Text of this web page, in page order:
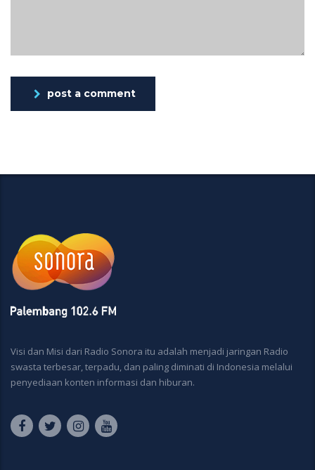
post a comment
Visi dan Misi dari Radio Sonora itu adalah menjadi jaringan Radio
swasta terbesar, terpadu, dan paling diminati di Indonesia melalui
penyediaan konten informasi dan hiburan.